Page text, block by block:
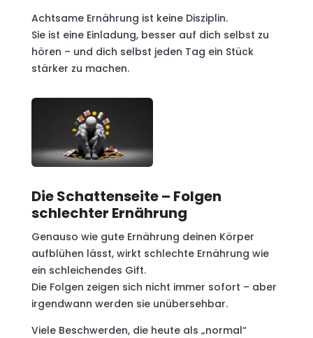
Achtsame Ernährung ist keine Disziplin.
Sie ist eine Einladung, besser auf dich selbst zu
hören – und dich selbst jeden Tag ein Stück
stärker zu machen.
Die Schattenseite – Folgen
schlechter Ernährung
Genauso wie gute Ernährung deinen Körper
aufblühen lässt, wirkt schlechte Ernährung wie
ein schleichendes Gift.
Die Folgen zeigen sich nicht immer sofort – aber
irgendwann werden sie unübersehbar.
Viele Beschwerden, die heute als „normal“